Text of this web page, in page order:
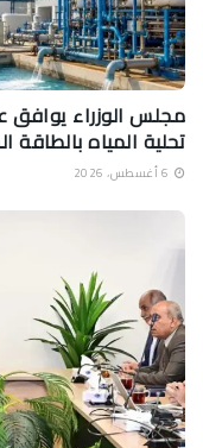
مجلس الوزراء يوافق
تحلية المياه بالطاقة